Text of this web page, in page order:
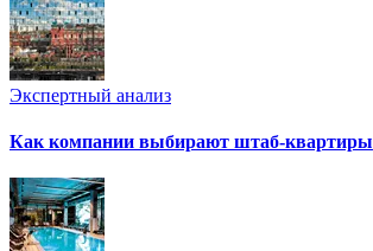
Экспертный анализ
Как компании выбирают штаб-квартиры